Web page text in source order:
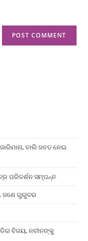
ବାଲି ଜବତ ନେଇ
ପରିଦର୍ଶନ ସମ୍ପନ୍ନ
ଜଣେ ଗୁରୁତର
ବିଜୟ, ନବୀନଙ୍କୁ